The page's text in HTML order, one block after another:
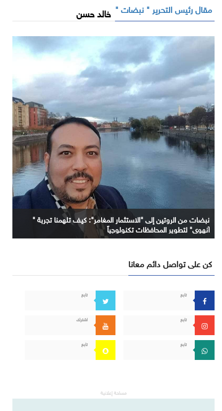
مقال رئيس التحرير " نبضات " خالد حسن
نبضات من الروتين إلى "الاستثمار المغامر": كيف تلهمنا تجربة "
آنهوي" لتطوير المحافظات تكنولوجياً
كن على تواصل دائم معانا
تابع تابع
تابع اشترك
تابع تابع
مساحة إعلانية